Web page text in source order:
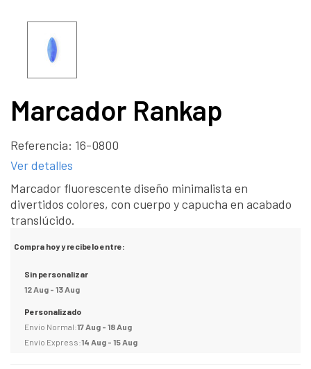
Marcador Rankap
Referencia: 16-0800
Ver detalles
Marcador fluorescente diseño minimalista en
divertidos colores, con cuerpo y capucha en acabado
translúcido.
Compra hoy y recibelo entre:
Sin personalizar
12 Aug - 13 Aug
Personalizado
Envio Normal:17 Aug - 18 Aug
Envio Express:14 Aug - 15 Aug